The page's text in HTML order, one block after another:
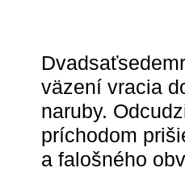
väzení vracia
naruby.
príchodom
a falošného